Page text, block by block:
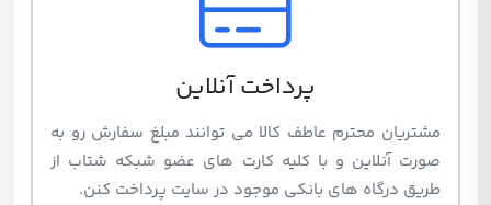
پرداخت آنلاین
مشتریان محترم عاطف کالا می توانند مبلغ سفارش رو به
صورت آنلاین و با کلیه کارت های عضو شبکه شتاب از
طریق درگاه های بانکی موجود در سایت پرداخت کنن.